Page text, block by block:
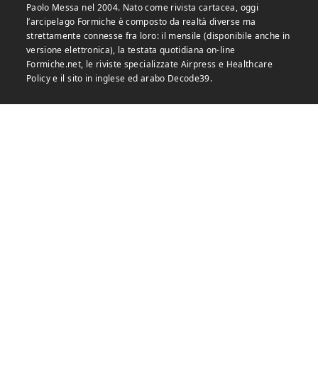
Paolo Messa nel 2004. Nato come rivista cartacea, oggi
l’arcipelago Formiche è composto da realtà diverse ma
strettamente connesse fra loro: il mensile (disponibile anche in
versione elettronica), la testata quotidiana on-line
Formiche.net, le riviste specializzate Airpress e Healthcare
Policy e il sito in inglese ed arabo Decode39.